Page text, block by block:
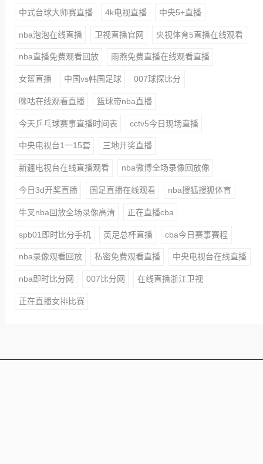
中式台球大师赛直播 4k电视直播 中央5+直播
nba泡泡在线直播 卫视直播官网 央视体育5直播在线观看
nba直播免费观看回放 雨燕免费直播在线观看直播
女篮直播 中国vs韩国足球 007球探比分
咪咕在线观看直播 篮球帝nba直播
今天乒乓球赛事直播时间表 cctv5今日现场直播
中央电视台1一15套 三地开奖直播
新疆电视台在线直播观看 nba微博全场录像回放像
今日3d开奖直播 国足直播在线观看 nba搜狐搜狐体育
牛叉nba回放全场录像高清 正在直播cba
spb01即时比分手机 英足总杯直播 cba今日赛事赛程
nba录像观看回放 私密免费观看直播 中央电视台在线直播
nba即时比分网 007比分网 在线直播浙江卫视
正在直播女排比赛